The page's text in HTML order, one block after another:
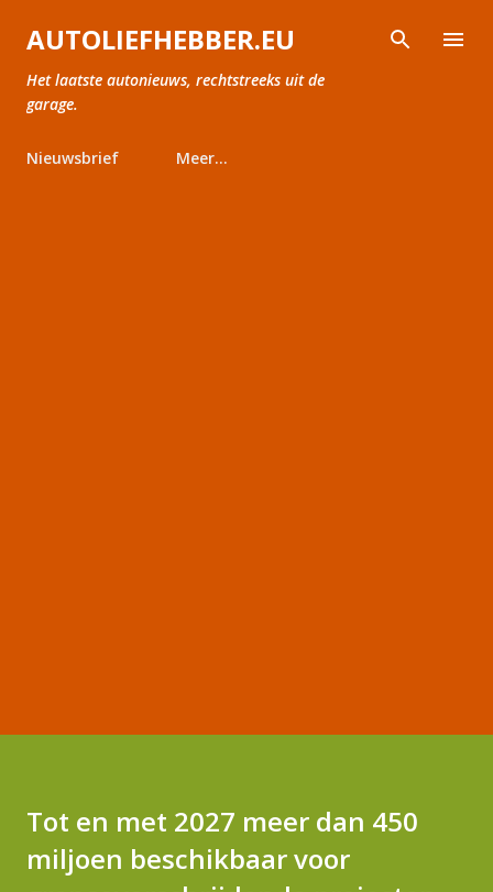
Doorgaan naar hoofdcontent
AUTOLIEFHEBBER.EU
Het laatste autonieuws, rechtstreeks uit de
garage.
Nieuwsbrief Meer…
Tot en met 2027 meer dan 450
miljoen beschikbaar voor